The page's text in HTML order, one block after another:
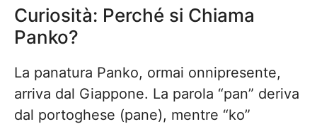
Curiosità: Perché si Chiama
Panko?
La panatura Panko, ormai onnipresente,
arriva dal Giappone. La parola “pan” deriva
dal portoghese (pane), mentre “ko”